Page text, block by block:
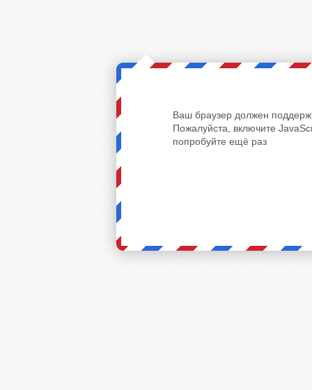
Ваш браузер должен
Пожалуйста, включите
попробуйте ещё раз